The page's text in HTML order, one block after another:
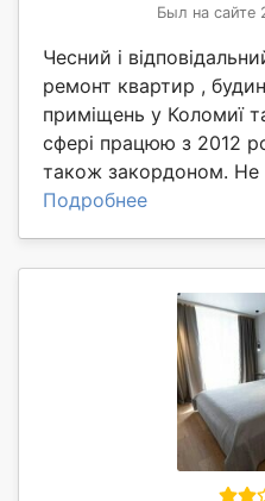
Был на сайте
Чесний і
ремонт квартир ,
приміщень у Коломиї
сфері працюю з 2012
також закордоном. Не
Подробнее